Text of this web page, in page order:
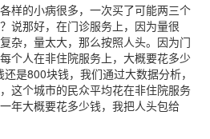
样的小病很多，一次买了可能两三个
说那好，在门诊服务上，因为量很
杂，量太大，那么按照人头。因为门
个人在非住院服务上，大概要花多少
是800块钱，我们通过大数据分析，
这个城市的民众平均花在非住院服务
年大概要花多少钱，我把人头包给